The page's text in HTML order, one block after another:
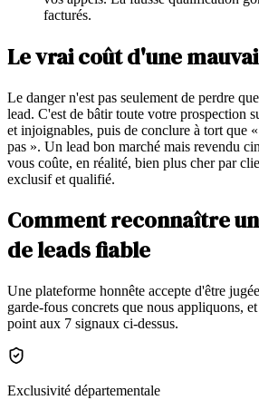
facturés.
Le vrai coût d'une
Le danger n'est pas seulement de perdre
lead. C'est de bâtir toute votre prospection
et injoignables, puis de conclure à tort que
pas ». Un lead bon marché mais revendu
vous coûte, en réalité, bien plus cher par
exclusif et qualifié.
Comment reconnaître
de leads fiable
Une plateforme honnête accepte d'être
garde-fous concrets que nous appliquons,
point aux 7 signaux ci-dessus.
Exclusivité départementale